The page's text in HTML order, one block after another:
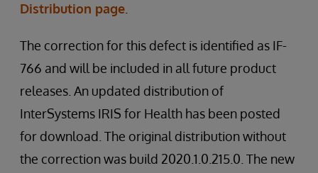
Distribution page
The correction for this defect is identified as IF-
766 and will be included in all future product
releases. An updated distribution of
InterSystems IRIS for Health has been posted
for download. The original distribution without
the correction was build 2020.1.0.215.0. The new